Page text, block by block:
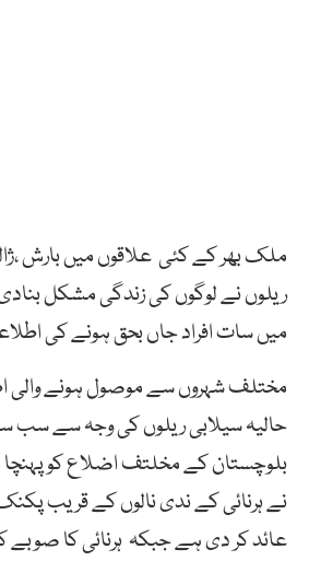
ملک بھر کے کئی علاقوں میں بارش
ریلوں نے لوگوں کی زندگی مشکل
میں سات افراد جاں بحق ہونے کی
مختلف شہروں سے موصول ہونے والی
حالیہ سیلابی ریلوں کی وجہ سے سب
بلوچستان کے مخلتف اضلاع کو
نے ہرنائی کے ندی نالوں کے قریب
عائد کر دی ہے جبکہ ہرنائی کا